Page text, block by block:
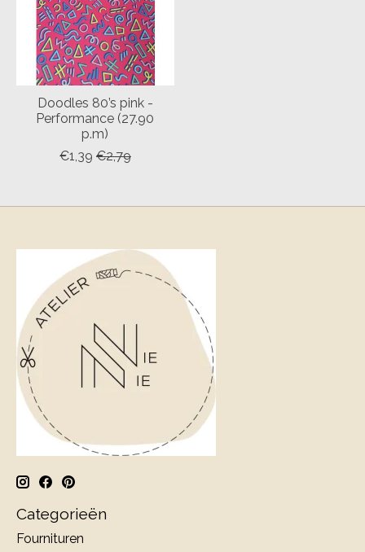
Doodles 80’s pink -
Performance (27.90
p.m)
€1,39 €2,79
Categorieën
Fournituren